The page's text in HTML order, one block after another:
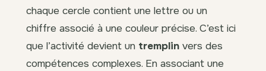
chaque cercle contient une lettre ou un
chiffre associé à une couleur précise. C’est ici
que l’activité devient un tremplin vers des
compétences complexes. En associant une